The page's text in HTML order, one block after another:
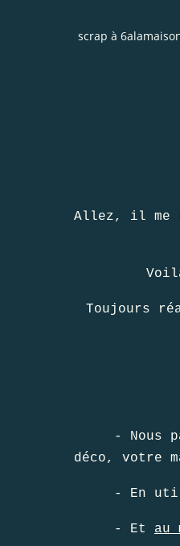
scrap à
Allez, il me
Toujours
- Nous
déco, votre
- En
- Et au